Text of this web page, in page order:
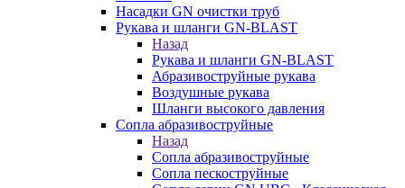
Насадки GN очистки труб
Рукава и шланги GN-BLAST
Назад
Рукава и шланги GN-BLAST
Абразивоструйные рукава
Воздушные рукава
Шланги высокого давления
Сопла абразивоструйные
Назад
Сопла абразивоструйные
Сопла пескоструйные